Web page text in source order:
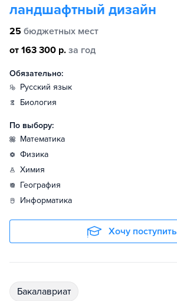
ландшафтный дизайн
25 бюджетных мест
от 163 300 р. за год
Обязательно:
русский язык
биология
По выбору:
математика
физика
химия
география
информатика
Хочу поступить
бакалавриат